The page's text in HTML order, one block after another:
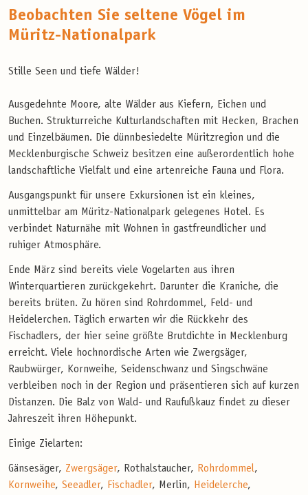
Beobachten Sie seltene Vögel im
Müritz-Nationalpark
Stille Seen und tiefe Wälder!
Ausgedehnte Moore, alte Wälder aus Kiefern, Eichen und
Buchen. Strukturreiche Kulturlandschaften mit Hecken, Brachen
und Einzelbäumen. Die dünnbesiedelte Müritzregion und die
Mecklenburgische Schweiz besitzen eine außerordentlich hohe
landschaftliche Vielfalt und eine artenreiche Fauna und Flora.
Ausgangspunkt für unsere Exkursionen ist ein kleines,
unmittelbar am Müritz-Nationalpark gelegenes Hotel. Es
verbindet Naturnähe mit Wohnen in gastfreundlicher und
ruhiger Atmosphäre.
Ende März sind bereits viele Vogelarten aus ihren
Winterquartieren zurückgekehrt. Darunter die Kraniche, die
bereits brüten. Zu hören sind Rohrdommel, Feld- und
Heidelerchen. Täglich erwarten wir die Rückkehr des
Fischadlers, der hier seine größte Brutdichte in Mecklenburg
erreicht. Viele hochnordische Arten wie Zwergsäger,
Raubwürger, Kornweihe, Seidenschwanz und Singschwäne
verbleiben noch in der Region und präsentieren sich auf kurzen
Distanzen. Die Balz von Wald- und Raufußkauz findet zu dieser
Jahreszeit ihren Höhepunkt.
Einige Zielarten:
Gänsesäger, Zwergsäger, Rothalstaucher, Rohrdommel,
Kornweihe, Seeadler, Fischadler, Merlin, Heidelerche,